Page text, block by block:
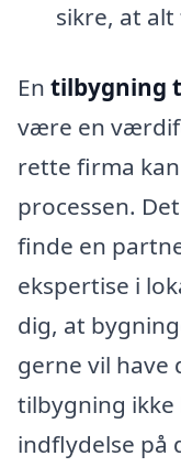
sikre, at
En tilbygning
være en
rette firma
processen.
finde en
ekspertise i
dig, at
gerne vil have
tilbygning
indflydelse på